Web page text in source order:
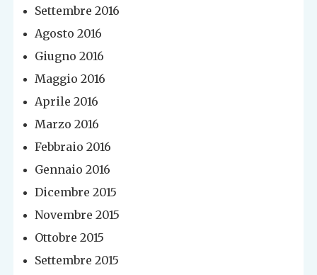
Settembre 2016
Agosto 2016
Giugno 2016
Maggio 2016
Aprile 2016
Marzo 2016
Febbraio 2016
Gennaio 2016
Dicembre 2015
Novembre 2015
Ottobre 2015
Settembre 2015